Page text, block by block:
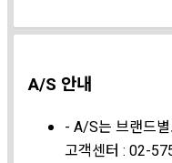
A/S 안내
- A/S는 브랜드
고객센터 : 02-